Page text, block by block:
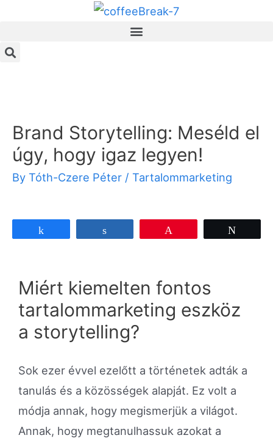
Brand Storytelling: Meséld el
úgy, hogy igaz legyen!
By Tóth-Czere Péter / Tartalommarketing
Miért kiemelten fontos
tartalommarketing eszköz
a storytelling?
Sok ezer évvel ezelőtt a történetek adták a
tanulás és a közösségek alapját. Ez volt a
módja annak, hogy megismerjük a világot.
Annak, hogy megtanulhassuk azokat a